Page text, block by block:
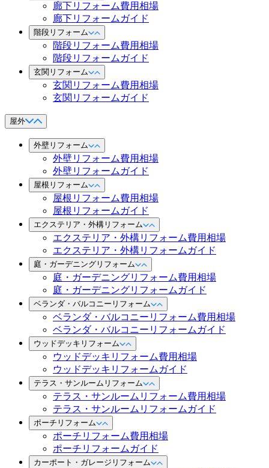
廊下リフォーム費用相場
廊下リフォームガイド
階段リフォーム
階段リフォーム費用相場
階段リフォームガイド
玄関リフォーム
玄関リフォーム費用相場
玄関リフォームガイド
屋外
外壁リフォーム
外壁リフォーム費用相場
外壁リフォームガイド
屋根リフォーム
屋根リフォーム費用相場
屋根リフォームガイド
エクステリア・外構リフォーム
エクステリア・外構リフォーム費用相場
エクステリア・外構リフォームガイド
庭・ガーデニングリフォーム
庭・ガーデニングリフォーム費用相場
庭・ガーデニングリフォームガイド
ベランダ・バルコニーリフォーム
ベランダ・バルコニーリフォーム費用相場
ベランダ・バルコニーリフォームガイド
ウッドデッキリフォーム
ウッドデッキリフォーム費用相場
ウッドデッキリフォームガイド
テラス・サンルームリフォーム
テラス・サンルームリフォーム費用相場
テラス・サンルームリフォームガイド
ポーチリフォーム
ポーチリフォーム費用相場
ポーチリフォームガイド
カーポート・ガレージリフォーム